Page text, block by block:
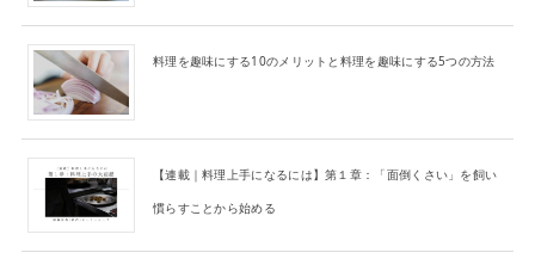
料理を趣味にする10のメリットと料理を趣味にする5つの方法
【連載｜料理上手になるには】第１章：「面倒くさい」を飼い
慣らすことから始める